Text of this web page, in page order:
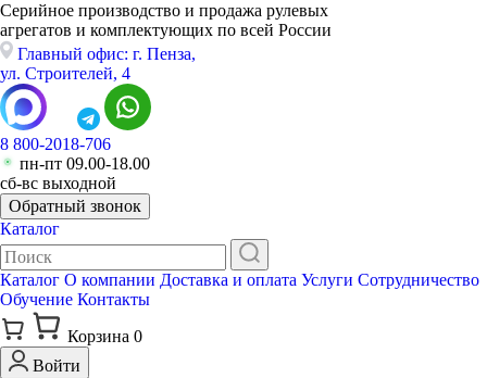
Серийное производство и продажа рулевых
агрегатов и комплектующих по всей России
Главный офис: г. Пенза,
ул. Строителей, 4
8 800-2018-706
пн-пт 09.00-18.00
сб-вс выходной
Обратный звонок
Каталог
Каталог О компании Доставка и оплата Услуги Сотрудничество
Обучение Контакты
Корзина 0
Войти